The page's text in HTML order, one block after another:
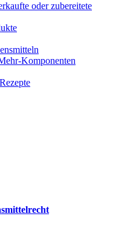
oder zubereitete
Komponenten